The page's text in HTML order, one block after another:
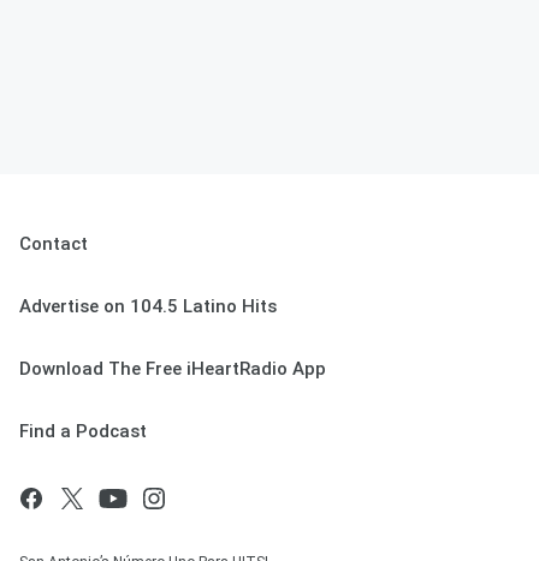
Contact
Advertise on 104.5 Latino Hits
Download The Free iHeartRadio App
Find a Podcast